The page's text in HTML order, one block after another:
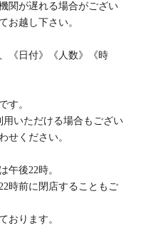
関が遅れる場合がござい
お越し下さい。
《日付》《人数》《時
す。
いただける場合もござい
せください。
午後22時。
時前に閉店することもご
おります。